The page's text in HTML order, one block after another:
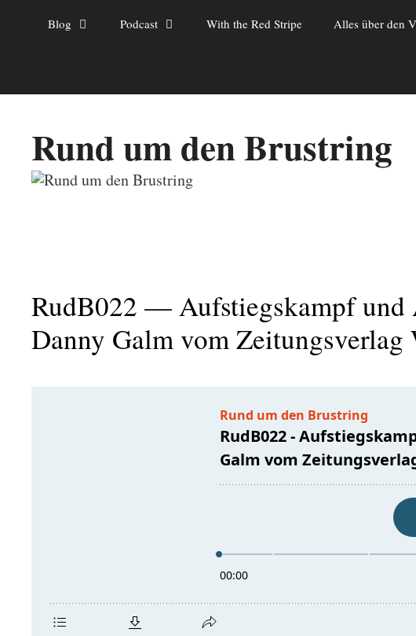
Blog Podcast With the Red Stripe Alles über den
Rund um den Brustring
RudB022 — Aufstiegskampf
Danny Galm vom Zeitungsverlag